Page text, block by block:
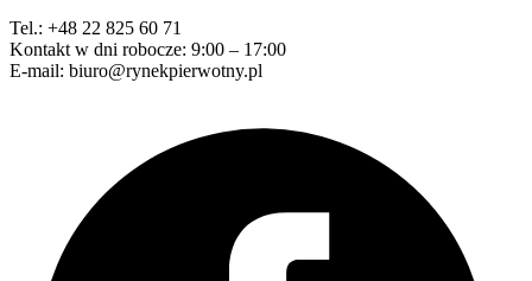
Tel.: +48 22 825 60 71
Kontakt w dni robocze: 9:00 – 17:00
E-mail: biuro@rynekpierwotny.pl